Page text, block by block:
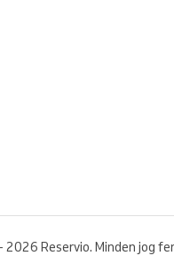
Reservio. Minden jog